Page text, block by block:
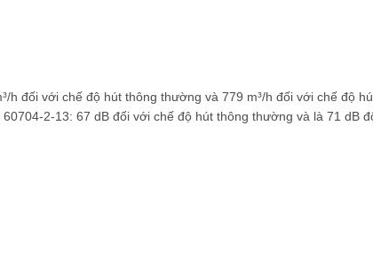
h đối với chế độ hút thông thường và 779 m³/h đối với chế độ
2-13: 67 dB đối với chế độ hút thông thường và là 71 dB